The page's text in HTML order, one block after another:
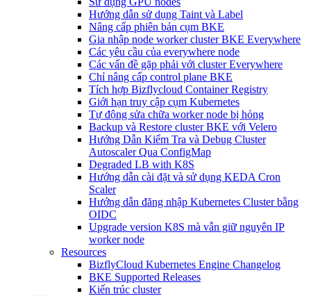
Hướng dẫn sử dụng Taint và Label
Nâng cấp phiên bản cụm BKE
Gia nhập node worker cluster BKE Everywhere
Các yêu cầu của everywhere node
Các vấn đề gặp phải với cluster Everywhere
Chỉ nâng cấp control plane BKE
Tích hợp Bizflycloud Container Registry
Giới hạn truy cập cụm Kubernetes
Tự động sửa chữa worker node bị hỏng
Backup và Restore cluster BKE với Velero
Hướng Dẫn Kiểm Tra và Debug Cluster
Autoscaler Qua ConfigMap
Degraded LB with K8S
Hướng dẫn cài đặt và sử dụng KEDA Cron
Scaler
Hướng dẫn đăng nhập Kubernetes Cluster bằng
OIDC
Upgrade version K8S mà vẫn giữ nguyên IP
worker node
Resources
BizflyCloud Kubernetes Engine Changelog
BKE Supported Releases
Kiến trúc cluster